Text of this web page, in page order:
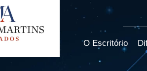
O Escritório